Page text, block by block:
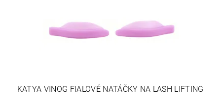
KATYA VINOG FIALOVÉ NATÁČKY NA LASH LIFTING